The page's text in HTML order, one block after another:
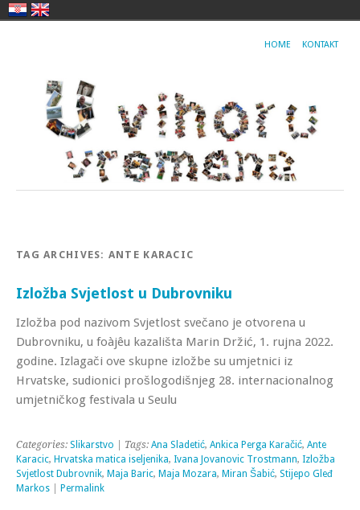
HOME KONTAKT
TAG ARCHIVES: ANTE KARACIC
Izložba Svjetlost u Dubrovniku
Izložba pod nazivom Svjetlost svečano je otvorena u
Dubrovniku, u foàjêu kazališta Marin Držić, 1. rujna 2022.
godine. Izlagači ove skupne izložbe su umjetnici iz
Hrvatske, sudionici prošlogodišnjeg 28. internacionalnog
umjetničkog festivala u Seulu
Categories: Slikarstvo | Tags: Ana Sladetić, Ankica Perga Karačić, Ante
Karacic, Hrvatska matica iseljenika, Ivana Jovanovic Trostmann, Izložba
Svjetlost Dubrovnik, Maja Baric, Maja Mozara, Miran Šabić, Stijepo Gleđ
Markos
Permalink